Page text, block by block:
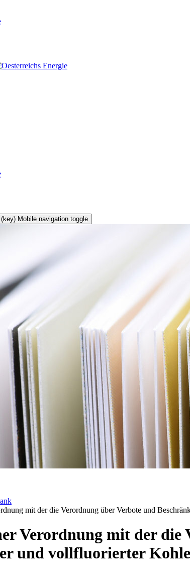
(key) Mobile navigation toggle
mit der die Verordnung über Verbote und
Verordnung mit der die
und vollfluorierter